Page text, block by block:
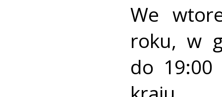
We
roku, w
do 19:00